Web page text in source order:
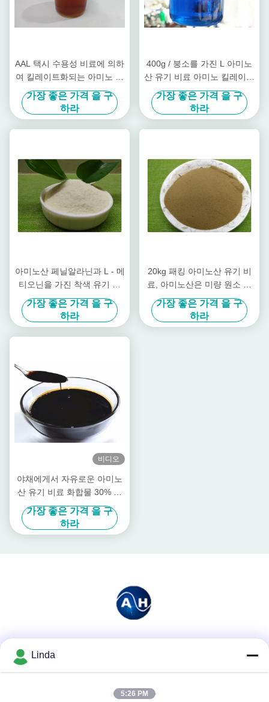
AAL 택시 수용성 비료에 의하
여 킬레이트화되는 아미노 펩
티드 액체 칼슘 및 붕소
가장 좋은 가격 을 구
하라
400g / 붕소를 가진 L 아미노
산 유기 비료 아미노 킬레이트
화된 액체 칼슘
가장 좋은 가격 을 구
하라
아미노산 페닐알라닌과 L - 메
티오닌을 가진 착색 유기 잎
비료
가장 좋은 가격 을 구
하라
20kg 패킹 아미노산 유기 비
료, 아미노산은 미량 원소 분
말을 킬레이트화했습니다
가장 좋은 가격 을 구
하라
비디오
야채에게서 자유로운 아미노
산 유기 비료 화합물 30% 식
물 근원
가장 좋은 가격 을 구
하라
Linda
5:26 PM